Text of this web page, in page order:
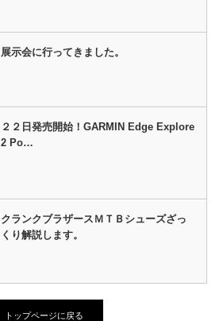
展示会に行ってきました。
２２日発売開始！GARMIN Edge Explore
2 Po…
クランクブラザースＭＴＢシューズざっ
くり解説します。
トップページに戻る